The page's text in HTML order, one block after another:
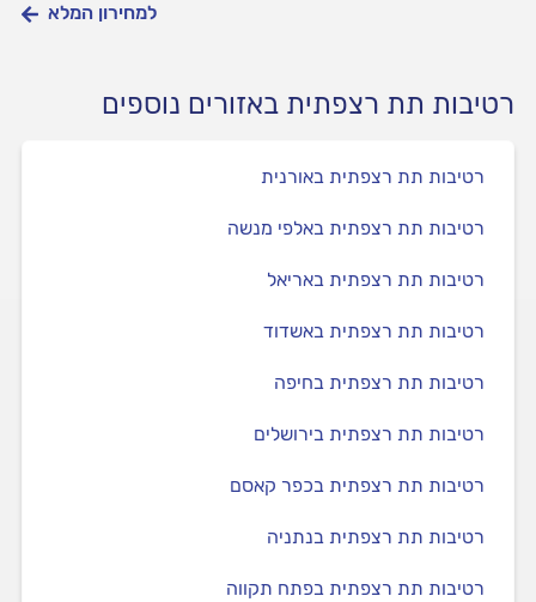
למחירון המלא
רטיבות תת רצפתית באזורים נוספים
רטיבות תת רצפתית באורנית
רטיבות תת רצפתית באלפי מנשה
רטיבות תת רצפתית באריאל
רטיבות תת רצפתית באשדוד
רטיבות תת רצפתית בחיפה
רטיבות תת רצפתית בירושלים
רטיבות תת רצפתית בכפר קאסם
רטיבות תת רצפתית בנתניה
רטיבות תת רצפתית בפתח תקווה